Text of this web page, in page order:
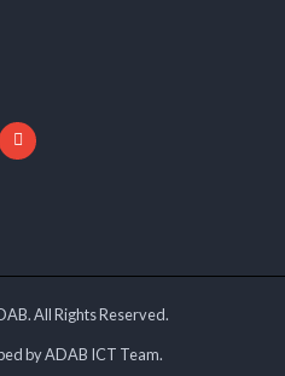
All Rights Reserved.
by ADAB ICT Team.